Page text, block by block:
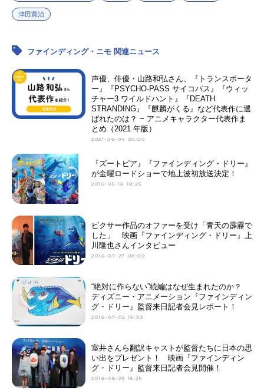
津田寛治
ファインディング・ニモ 関連ニュース
声優、俳優・山路和弘さん、『トランスポータ
ー』『PSYCHO-PASS サイコパス』『ウィッ
チャー3 ワイルドハント』『DEATH
STRANDING』『麒麟がくる』など代表作に選
ばれたのは？ − アニメキャラクター代表作ま
とめ（2021 年版）
2021-06-04 00:00
『ズートピア』『ファインディング・ドリー』
が金曜ロードショーで地上波初放送決定！
2018-05-18 18:25
ピクサー作品のオファーを受け「青天の霹靂で
した」 映画『ファインディング・ドリー』上
川隆也さんインタビュー
2016-07-27 08:00
“絶対に作らない”続編はなぜ生まれたのか？
ディズニー・アニメーション『ファインディン
グ・ドリー』監督来日記者会見レポート！
2016-07-02 16:30
室井さんら翻訳キャストが監督たちに日本の思
い出をプレゼント！ 映画『ファインディン
グ・ドリー』監督来日記者会見開催！
2016-06-29 15:25